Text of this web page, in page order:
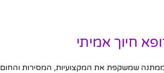
חיוך אמיתי
שמשקפת את המקצועיות, המסירות והחום